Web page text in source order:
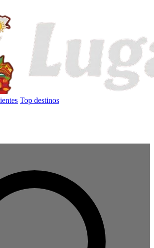
Top destinos